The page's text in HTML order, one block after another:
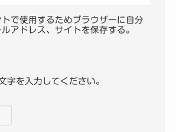
で使用するためブラウザーに自分
アドレス、サイトを保存する。
字を入力してください。